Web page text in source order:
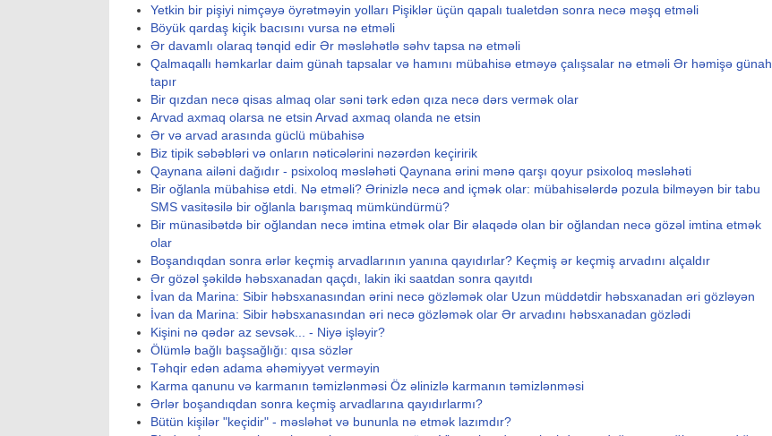
Yetkin bir pişiyi nimçəyə öyrətməyin yolları Pişiklər üçün qapalı tualetdən sonra necə məşq etməli
Böyük qardaş kiçik bacısını vursa nə etməli
Ər davamlı olaraq tənqid edir Ər məsləhətlə səhv tapsa nə etməli
Qalmaqallı həmkarlar daim günah tapsalar və hamını mübahisə etməyə çalışsalar nə etməli Ər həmişə günah
tapır
Bir qızdan necə qisas almaq olar səni tərk edən qıza necə dərs vermək olar
Arvad axmaq olarsa ne etsin Arvad axmaq olanda ne etsin
Ər və arvad arasında güclü mübahisə
Biz tipik səbəbləri və onların nəticələrini nəzərdən keçiririk
Qaynana ailəni dağıdır - psixoloq məsləhəti Qaynana ərini mənə qarşı qoyur psixoloq məsləhəti
Bir oğlanla mübahisə etdi. Nə etməli? Ərinizlə necə and içmək olar: mübahisələrdə pozula bilməyən bir tabu
SMS vasitəsilə bir oğlanla barışmaq mümkündürmü?
Bir münasibətdə bir oğlandan necə imtina etmək olar Bir əlaqədə olan bir oğlandan necə gözəl imtina etmək
olar
Boşandıqdan sonra ərlər keçmiş arvadlarının yanına qayıdırlar? Keçmiş ər keçmiş arvadını alçaldır
Ər gözəl şəkildə həbsxanadan qaçdı, lakin iki saatdan sonra qayıtdı
İvan da Marina: Sibir həbsxanasından ərini necə gözləmək olar Uzun müddətdir həbsxanadan əri gözləyən
İvan da Marina: Sibir həbsxanasından əri necə gözləmək olar Ər arvadını həbsxanadan gözlədi
Kişini nə qədər az sevsək... - Niyə işləyir?
Ölümlə bağlı başsağlığı: qısa sözlər
Təhqir edən adama əhəmiyyət verməyin
Karma qanunu və karmanın təmizlənməsi Öz əlinizlə karmanın təmizlənməsi
Ərlər boşandıqdan sonra keçmiş arvadlarına qayıdırlarmı?
Bütün kişilər "keçidir" - məsləhət və bununla nə etmək lazımdır?